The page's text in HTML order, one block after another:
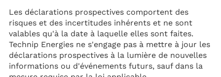
Les déclarations prospectives comportent des
risques et des incertitudes inhérents et ne sont
valables qu'à la date à laquelle elles sont faites.
Technip Energies ne s'engage pas à mettre à jour les
déclarations prospectives à la lumière de nouvelles
informations ou d'événements futurs, sauf dans la